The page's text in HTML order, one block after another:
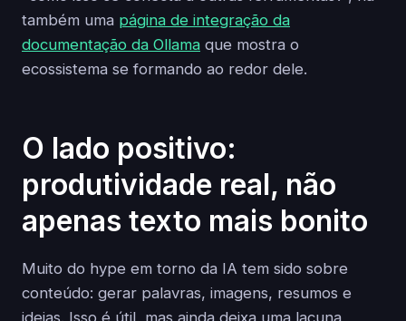
também uma página de integração da
documentação da Ollama que mostra o
ecossistema se formando ao redor dele.
O lado positivo:
produtividade real, não
apenas texto mais bonito
Muito do hype em torno da IA tem sido sobre
conteúdo: gerar palavras, imagens, resumos e